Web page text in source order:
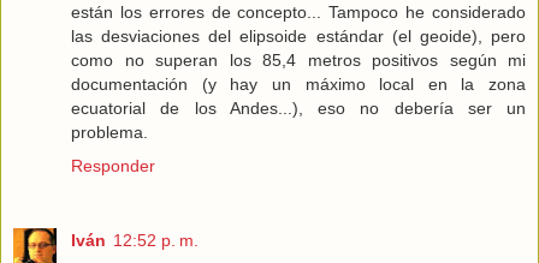
están los errores de concepto... Tampoco he considerado
las desviaciones del elipsoide estándar (el geoide), pero
como no superan los 85,4 metros positivos según mi
documentación (y hay un máximo local en la zona
ecuatorial de los Andes...), eso no debería ser un
problema.
Responder
Iván 12:52 p. m.